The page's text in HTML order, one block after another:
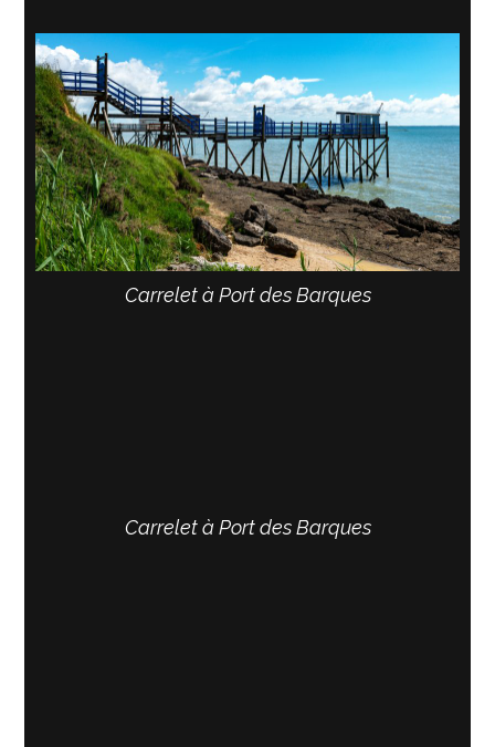
Carrelet à Port des Barques
Carrelet à Port des Barques